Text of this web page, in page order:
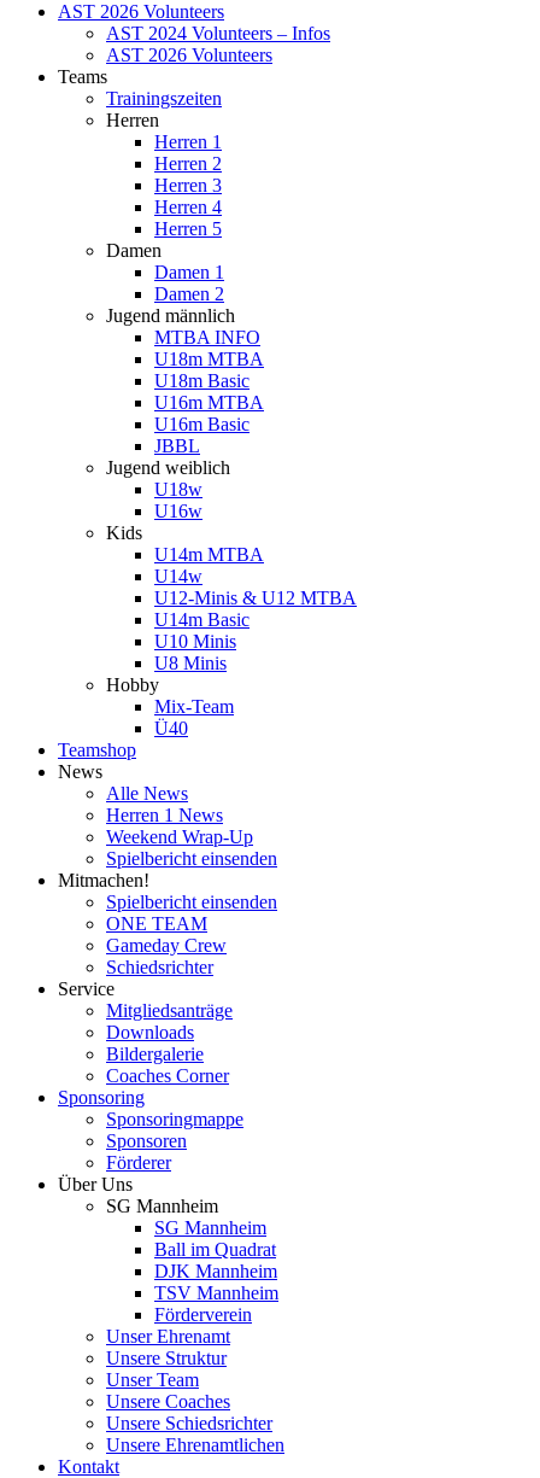
AST 2026 Volunteers
AST 2024 Volunteers – Infos
AST 2026 Volunteers
Teams
Trainingszeiten
Herren
Herren 1
Herren 2
Herren 3
Herren 4
Herren 5
Damen
Damen 1
Damen 2
Jugend männlich
MTBA INFO
U18m MTBA
U18m Basic
U16m MTBA
U16m Basic
JBBL
Jugend weiblich
U18w
U16w
Kids
U14m MTBA
U14w
U12-Minis & U12 MTBA
U14m Basic
U10 Minis
U8 Minis
Hobby
Mix-Team
Ü40
Teamshop
News
Alle News
Herren 1 News
Weekend Wrap-Up
Spielbericht einsenden
Mitmachen!
Spielbericht einsenden
ONE TEAM
Gameday Crew
Schiedsrichter
Service
Mitgliedsanträge
Downloads
Bildergalerie
Coaches Corner
Sponsoring
Sponsoringmappe
Sponsoren
Förderer
Über Uns
SG Mannheim
SG Mannheim
Ball im Quadrat
DJK Mannheim
TSV Mannheim
Förderverein
Unser Ehrenamt
Unsere Struktur
Unser Team
Unsere Coaches
Unsere Schiedsrichter
Unsere Ehrenamtlichen
Kontakt